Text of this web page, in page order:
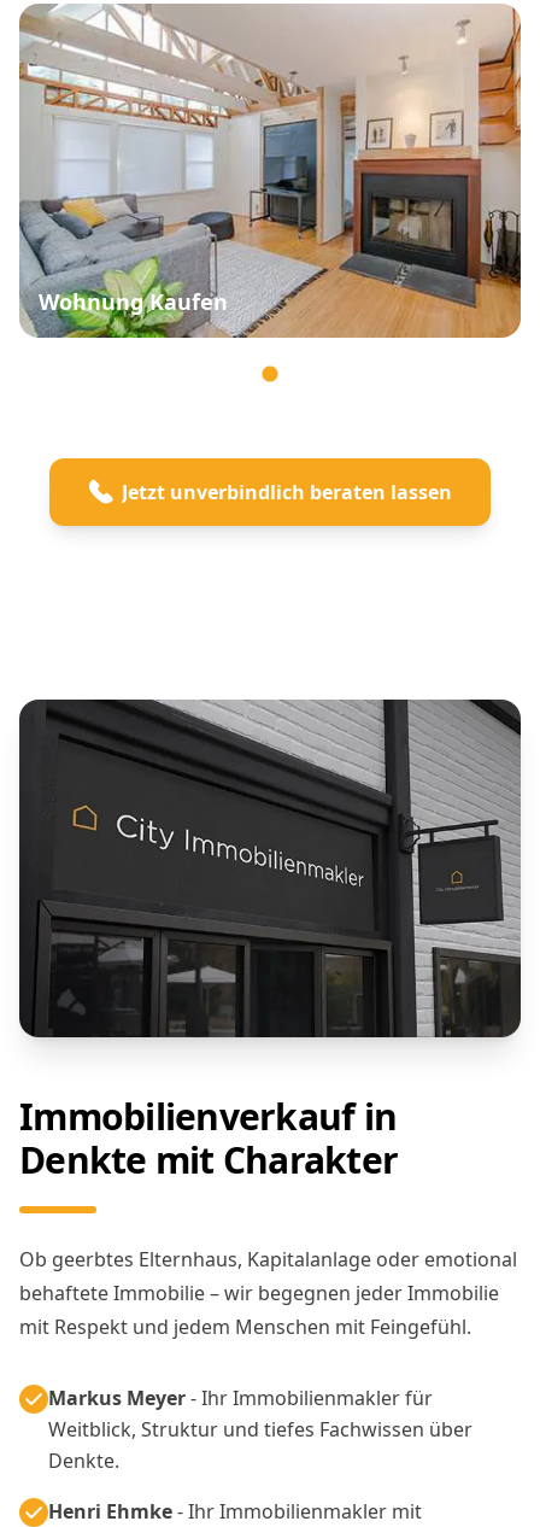
Wohnung Kaufen
Jetzt unverbindlich beraten lassen
Immobilienverkauf in
Denkte mit Charakter
Ob geerbtes Elternhaus, Kapitalanlage oder emotional
behaftete Immobilie – wir begegnen jeder Immobilie
mit Respekt und jedem Menschen mit Feingefühl.
Markus Meyer- Ihr Immobilienmakler für
Weitblick, Struktur und tiefes Fachwissen über
Denkte.
Henri Ehmke- Ihr Immobilienmakler mit